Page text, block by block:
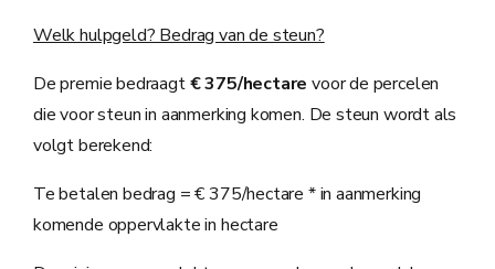
Welk hulpgeld? Bedrag van de steun?
De premie bedraagt€ 375/hectare voor de percelen
die voor steun in aanmerking komen. De steun wordt als
volgt berekend:
Te betalen bedrag = € 375/hectare * in aanmerking
komende oppervlakte in hectare